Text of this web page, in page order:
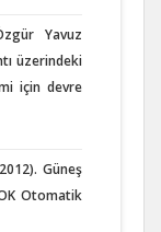
Yavuz
üzerindeki
için devre
Güneş
Otomatik